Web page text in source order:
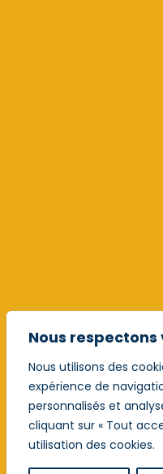
Nous
Nous utilisons des
expérience de
personnalisés et
cliquant sur « Tout
utilisation des cookies.